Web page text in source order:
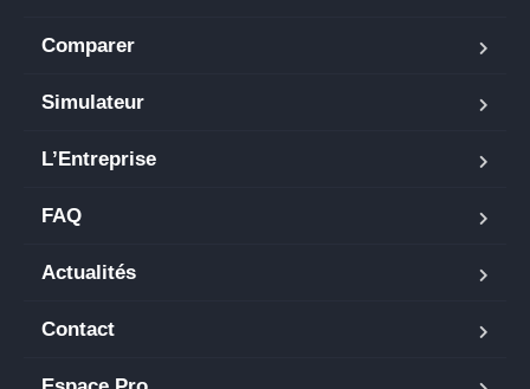
Comparer
Simulateur
L’Entreprise
FAQ
Actualités
Contact